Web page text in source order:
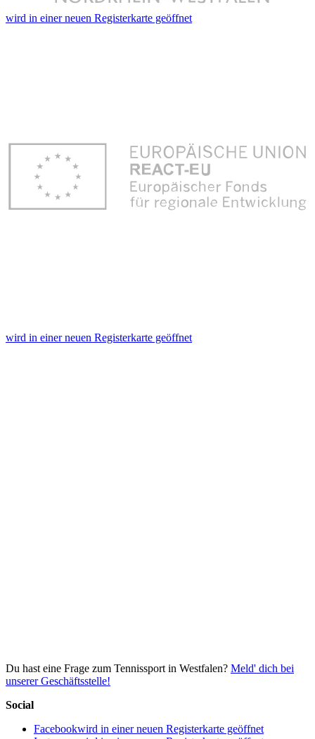
wird in einer neuen Registerkarte geöffnet
wird in einer neuen Registerkarte geöffnet
Du hast eine Frage zum Tennissport in Westfalen? Meld' dich bei
unserer Geschäftsstelle!
Social
Facebookwird in einer neuen Registerkarte geöffnet